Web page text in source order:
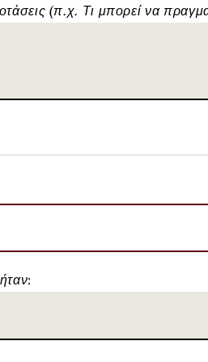
(π.χ. Τι μπορεί να